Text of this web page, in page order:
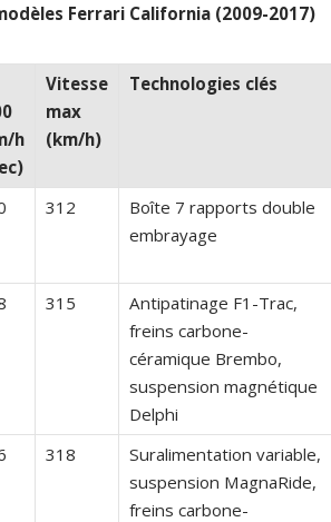
Ferrari California (2009-2017)
h
Vitesse
max
(km/h)
Technologies clés
312
Boîte 7 rapports double
embrayage
315
Antipatinage F1-Trac,
freins carbone-
céramique Brembo,
suspension magnétique
Delphi
318
Suralimentation variable,
suspension MagnaRide,
freins carbone-